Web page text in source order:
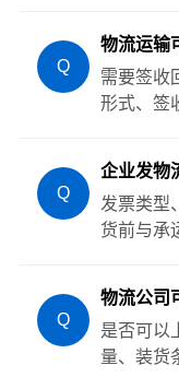
Q
物流运输
需要签收
形式、签
Q
企业发物
发票类型
货前与承
Q
物流公司
是否可以
量、装货